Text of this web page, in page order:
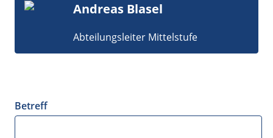
Andreas Blasel
Abteilungsleiter Mittelstufe
Betreff